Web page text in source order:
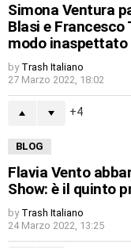
Simona Ventura
Blasi e
modo inaspettato
by Trash Italiano
27 Marzo 2022, 18:02
4
BLOG
Flavia Vento
Show: è il quinto
by Trash Italiano
24 Marzo 2022, 13:25